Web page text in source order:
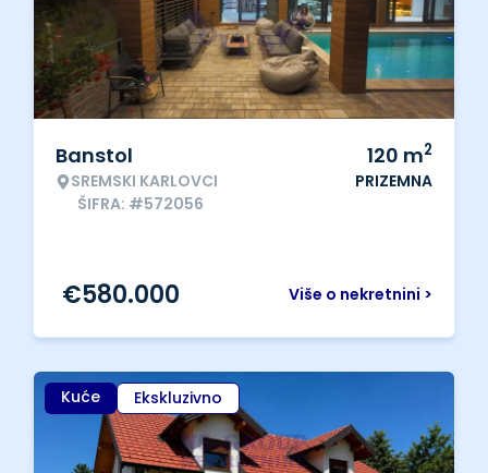
Banstol
SREMSKI KARLOVCI
ŠIFRA: #572056
120 m2
PRIZEMNA
Više o nekretnini >
€580.000
Kuće Ekskluzivno